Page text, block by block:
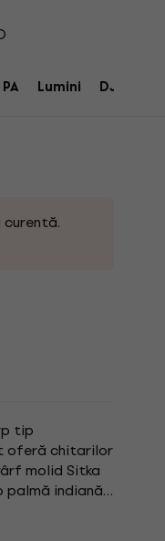
PA Lumini DJ
tip
oferă chitarilor
molid Sitka
palmă indiană